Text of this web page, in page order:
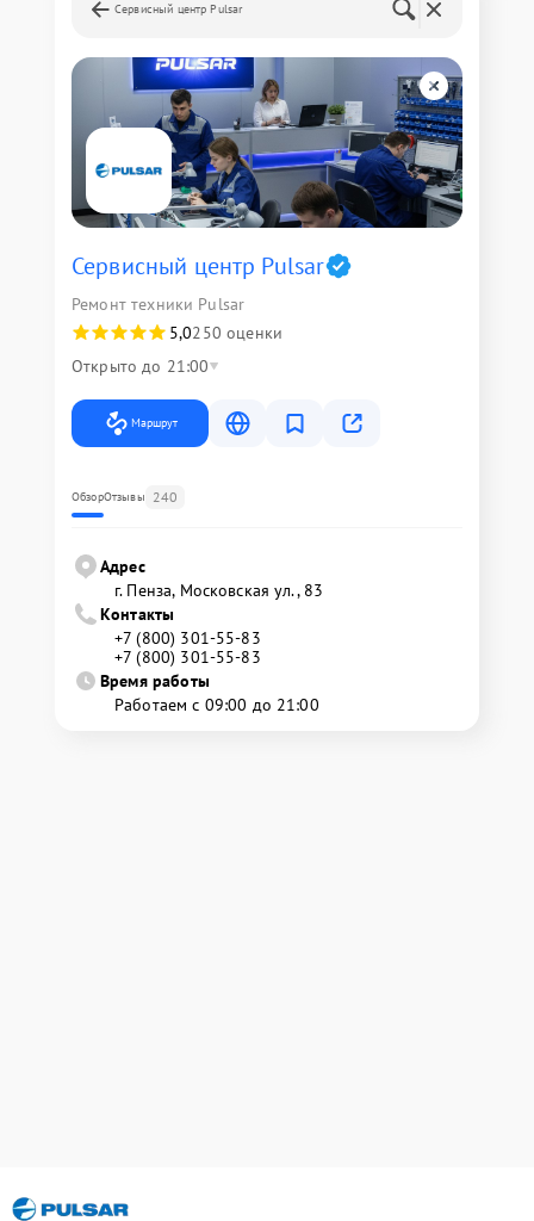
Сервисный центр Pulsar
Сервисный центр Pulsar
Ремонт техники Pulsar
5,0250 оценки
Открыто до 21:00
Маршрут
ОбзорОтзывы 240
Адрес
г. Пенза, Московская ул., 83
Контакты
+7 (800) 301-55-83
+7 (800) 301-55-83
Время работы
Работаем с 09:00 до 21:00